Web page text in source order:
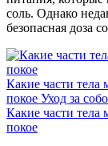
соль. Однако
безопасная доза
Какие части тела
покое Уход за
Какие части тела
покое